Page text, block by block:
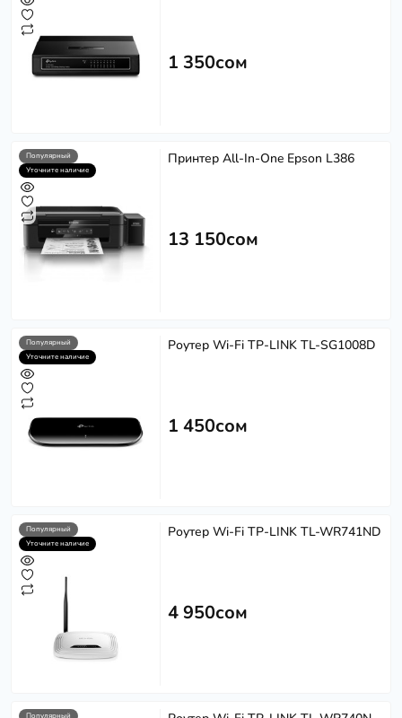
1 350сом
Популярный
Уточните наличие
Принтер All-In-One Epson L386
13 150сом
Популярный
Уточните наличие
Роутер Wi-Fi TP-LINK TL-SG1008D
1 450сом
Популярный
Уточните наличие
Роутер Wi-Fi TP-LINK TL-WR741ND
4 950сом
Популярный